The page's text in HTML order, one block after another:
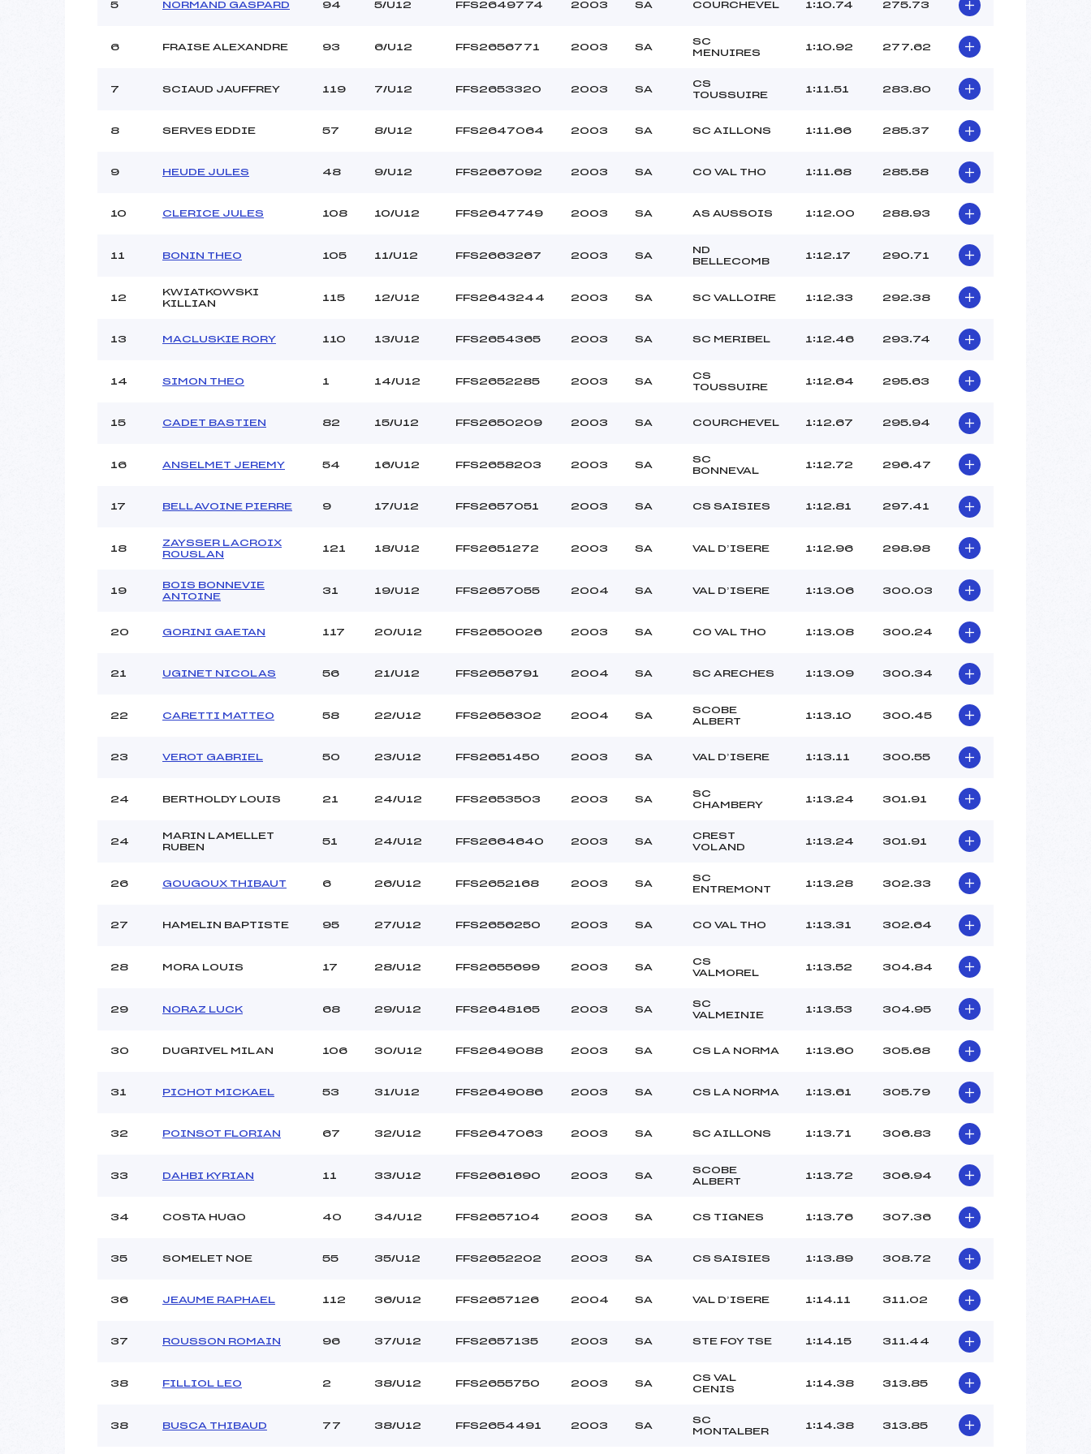
Température départ :
-2
Pénalité appliquée :
255.0000
5 NORMAND GASPARD 94 5/U12 FFS2649774 2003 SA COURCHEVEL 1:10.74 275.73
6 FRAISE ALEXANDRE 93 6/U12 FFS2656771 2003 SA
SC
MENUIRES
1:10.92 277.62
7 SCIAUD JAUFFREY 119 7/U12 FFS2653320 2003 SA
CS
TOUSSUIRE
1:11.51 283.80
8 SERVES EDDIE 57 8/U12 FFS2647064 2003 SA SC AILLONS 1:11.66 285.37
9 HEUDE JULES 48 9/U12 FFS2667092 2003 SA CO VAL THO 1:11.68 285.58
10 CLERICE JULES 108 10/U12 FFS2647749 2003 SA AS AUSSOIS 1:12.00 288.93
11 BONIN THEO 105 11/U12 FFS2663267 2003 SA
ND
BELLECOMB
1:12.17 290.71
12
KWIATKOWSKI
KILLIAN
115 12/U12 FFS2643244 2003 SA SC VALLOIRE 1:12.33 292.38
13 MACLUSKIE RORY 110 13/U12 FFS2654365 2003 SA SC MERIBEL 1:12.46 293.74
14 SIMON THEO 1 14/U12 FFS2652285 2003 SA
CS
TOUSSUIRE
1:12.64 295.63
15 CADET BASTIEN 82 15/U12 FFS2650209 2003 SA COURCHEVEL 1:12.67 295.94
16 ANSELMET JEREMY 54 16/U12 FFS2658203 2003 SA
SC
BONNEVAL
1:12.72 296.47
17 BELLAVOINE PIERRE 9 17/U12 FFS2657051 2003 SA CS SAISIES 1:12.81 297.41
18
ZAYSSER LACROIX
ROUSLAN
121 18/U12 FFS2651272 2003 SA VAL D’ISERE 1:12.96 298.98
19
BOIS BONNEVIE
ANTOINE
31 19/U12 FFS2657055 2004 SA VAL D’ISERE 1:13.06 300.03
20 GORINI GAETAN 117 20/U12 FFS2650026 2003 SA CO VAL THO 1:13.08 300.24
21 UGINET NICOLAS 56 21/U12 FFS2656791 2004 SA SC ARECHES 1:13.09 300.34
22 CARETTI MATTEO 58 22/U12 FFS2656302 2004 SA
SCOBE
ALBERT
1:13.10 300.45
23 VEROT GABRIEL 50 23/U12 FFS2651450 2003 SA VAL D’ISERE 1:13.11 300.55
24 BERTHOLDY LOUIS 21 24/U12 FFS2653503 2003 SA
SC
CHAMBERY
1:13.24 301.91
24
MARIN LAMELLET
RUBEN
51 24/U12 FFS2664640 2003 SA
CREST
VOLAND
1:13.24 301.91
26 GOUGOUX THIBAUT 6 26/U12 FFS2652168 2003 SA
SC
ENTREMONT
1:13.28 302.33
27 HAMELIN BAPTISTE 95 27/U12 FFS2656250 2003 SA CO VAL THO 1:13.31 302.64
28 MORA LOUIS 17 28/U12 FFS2655699 2003 SA
CS
VALMOREL
1:13.52 304.84
29 NORAZ LUCK 68 29/U12 FFS2648165 2003 SA
SC
VALMEINIE
1:13.53 304.95
30 DUGRIVEL MILAN 106 30/U12 FFS2649088 2003 SA CS LA NORMA 1:13.60 305.68
31 PICHOT MICKAEL 53 31/U12 FFS2649086 2003 SA CS LA NORMA 1:13.61 305.79
32 POINSOT FLORIAN 67 32/U12 FFS2647063 2003 SA SC AILLONS 1:13.71 306.83
33 DAHBI KYRIAN 11 33/U12 FFS2661690 2003 SA
SCOBE
ALBERT
1:13.72 306.94
34 COSTA HUGO 40 34/U12 FFS2657104 2003 SA CS TIGNES 1:13.76 307.36
35 SOMELET NOE 55 35/U12 FFS2652202 2003 SA CS SAISIES 1:13.89 308.72
36 JEAUME RAPHAEL 112 36/U12 FFS2657126 2004 SA VAL D’ISERE 1:14.11 311.02
37 ROUSSON ROMAIN 96 37/U12 FFS2657135 2003 SA STE FOY TSE 1:14.15 311.44
38 FILLIOL LEO 2 38/U12 FFS2655750 2003 SA
CS VAL
CENIS
1:14.38 313.85
38 BUSCA THIBAUD 77 38/U12 FFS2654491 2003 SA
SC
MONTALBER
1:14.38 313.85